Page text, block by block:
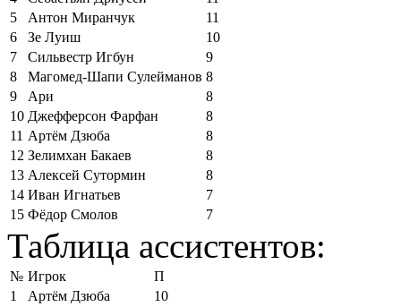
5
Антон Миранчук
11
6
Зе Луиш
10
7
Сильвестр Игбун
9
8
Магомед-Шапи Сулейманов 8
9
Ари
8
10 Джефферсон Фарфан
8
11 Артём Дзюба
8
12 Зелимхан Бакаев
8
13 Алексей Сутормин
8
14 Иван Игнатьев
7
15 Фёдор Смолов 7
Таблица ассистентов:
№ Игрок
П
1
Артём Дзюба
10